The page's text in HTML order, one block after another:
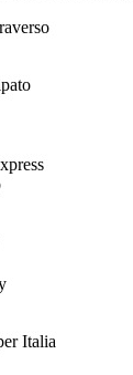
Italia